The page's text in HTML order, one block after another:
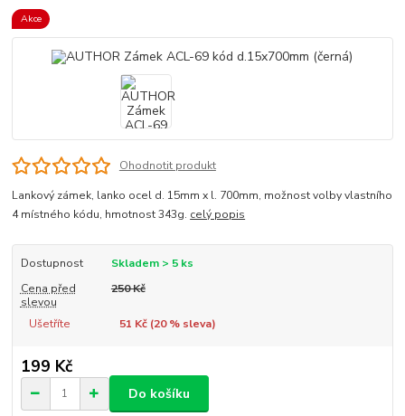
Akce
Ohodnotit produkt
Lankový zámek, lanko ocel d. 15mm x l. 700mm, možnost volby vlastního
4 místného kódu, hmotnost 343g. celý popis
Dostupnost
Skladem > 5 ks
Cena před
slevou
250 Kč
Ušetříte 51 Kč (20% sleva)
199 Kč
Do košíku